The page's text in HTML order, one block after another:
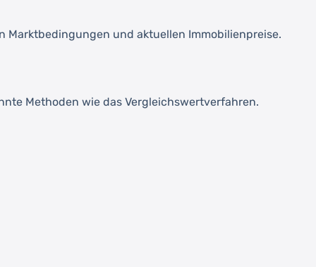
Marktbedingungen und aktuellen Immobilienpreise.
Methoden wie das Vergleichswertverfahren.